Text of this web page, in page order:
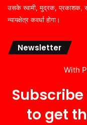
उसके स्वामी, मुद्रक, प्रकाशक,
न्यायक्षेत्र कवर्धा होगा।
Newsletter
With
to get